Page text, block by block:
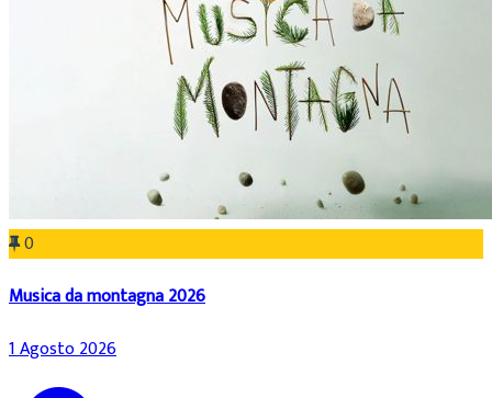
0
Musica da montagna 2026
1 Agosto 2026